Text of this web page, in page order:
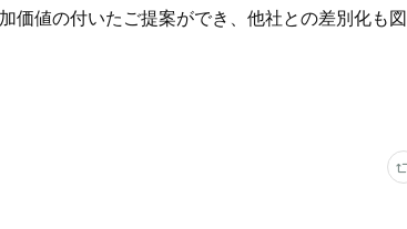
価値の付いたご提案ができ、他社との差別化も図